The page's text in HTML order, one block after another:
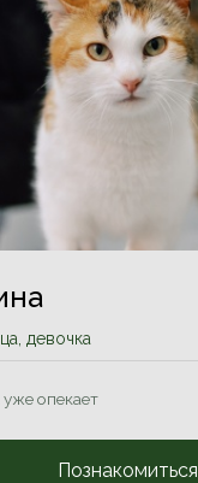
девочка
уже опекает
Познакомиться